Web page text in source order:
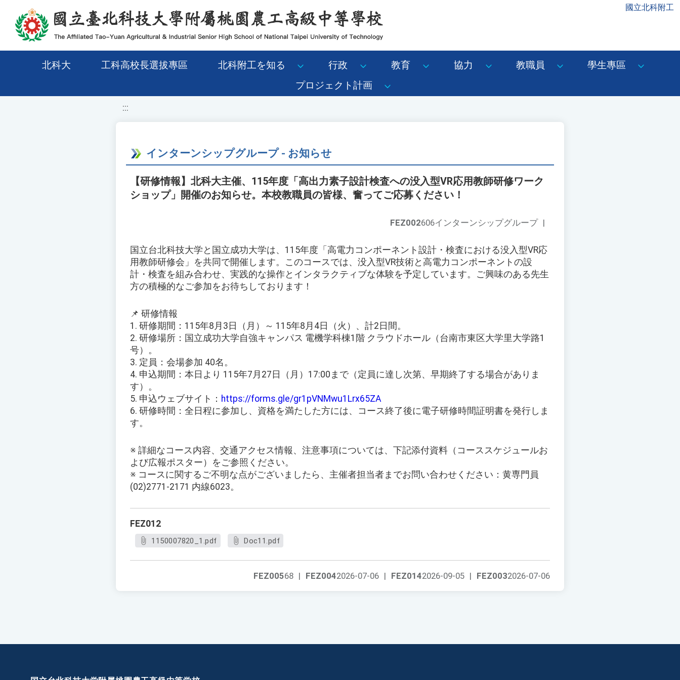
移至網頁之主要內容區位置 國立北科附工
北科大 工科高校長選拔專區 北科附工を知る 行政 教育 協力 教職員
學生專區
プロジェクト計画
:::
インターンシップグループ - お知らせ
【研修情報】北科大主催、115年度「高出力素子設計検査への没入型VR応用教師研修ワーク
ショップ」開催のお知らせ。本校教職員の皆様、奮ってご応募ください！
FEZ002606インターンシップグループ |
国立台北科技大学と国立成功大学は、115年度「高電力コンポーネント設計・検査における没入型VR応
用教師研修会」を共同で開催します。このコースでは、没入型VR技術と高電力コンポーネントの設
計・検査を組み合わせ、実践的な操作とインタラクティブな体験を予定しています。ご興味のある先生
方の積極的なご参加をお待ちしております！
📌 研修情報
1. 研修期間：115年8月3日（月）～ 115年8月4日（火）、計2日間。
2. 研修場所：国立成功大学自強キャンパス 電機学科棟1階 クラウドホール（台南市東区大学里大学路1
号）。
3. 定員：会場参加 40名。
4. 申込期間：本日より 115年7月27日（月）17:00まで（定員に達し次第、早期終了する場合がありま
す）。
5. 申込ウェブサイト： https://forms.gle/gr1pVNMwu1Lrx65ZA
6. 研修時間：全日程に参加し、資格を満たした方には、コース終了後に電子研修時間証明書を発行しま
す。
※ 詳細なコース内容、交通アクセス情報、注意事項については、下記添付資料（コーススケジュールお
よび広報ポスター）をご参照ください。
※ コースに関するご不明な点がございましたら、主催者担当者までお問い合わせください：黄専門員
(02)2771-2171 内線6023。
FEZ012
1150007820_1.pdf Doc11.pdf
FEZ0032026-07-06
FEZ0142026-09-05 |
FEZ0042026-07-06 |
FEZ00568 |